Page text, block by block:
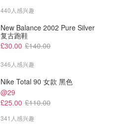
440人感兴趣
New Balance 2002 Pure Silver
复古跑鞋
£30.00 £140.00
346人感兴趣
Nike Total 90 女款 黑色
@29
£25.00 £110.00
341人感兴趣